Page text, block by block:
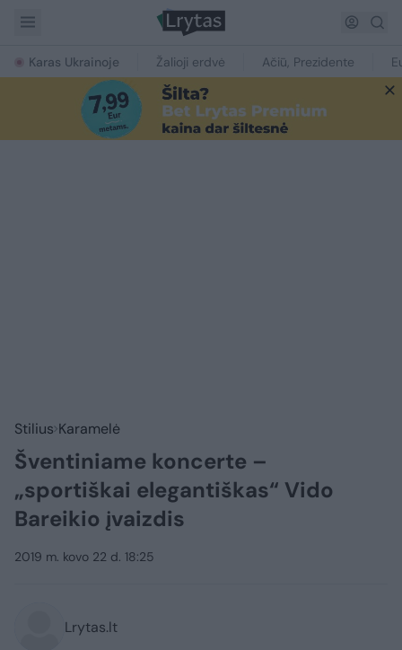
Karas Ukrainoje Žalioji erdvė Ačiū, Prezidente
Stilius Karamelė
Šventiniame koncerte –
„sportiškai elegantiškas“ Vido
Bareikio įvaizdis
2019 m. kovo 22 d. 18:25
Lrytas.lt